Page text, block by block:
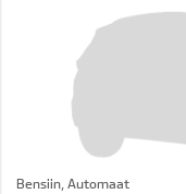
Bensiin, Automaat